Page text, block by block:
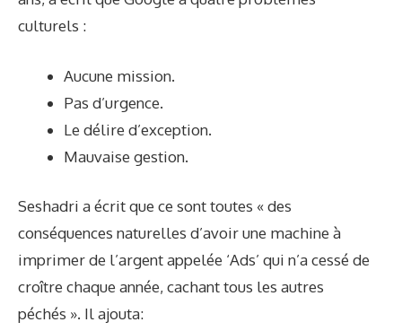
culturels :
Aucune mission.
Pas d’urgence.
Le délire d’exception.
Mauvaise gestion.
Seshadri a écrit que ce sont toutes « des
conséquences naturelles d’avoir une machine à
imprimer de l’argent appelée ‘Ads’ qui n’a cessé de
croître chaque année, cachant tous les autres
péchés ». Il ajouta: